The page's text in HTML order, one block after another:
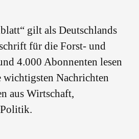
gilt als Deutschlands
für die Forst- und
4.000 Abonnenten lesen
Nachrichten
aus Wirtschaft,